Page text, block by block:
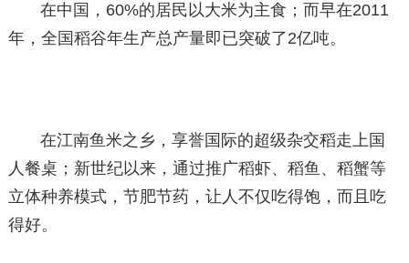
在中国，60%的居民以大米为主食；而早在2011
年，全国稻谷年生产总产量即已突破了2亿吨。
在江南鱼米之乡，享誉国际的超级杂交稻走上国
人餐桌；新世纪以来，通过推广稻虾、稻鱼、稻蟹等
立体种养模式，节肥节药，让人不仅吃得饱，而且吃
得好。